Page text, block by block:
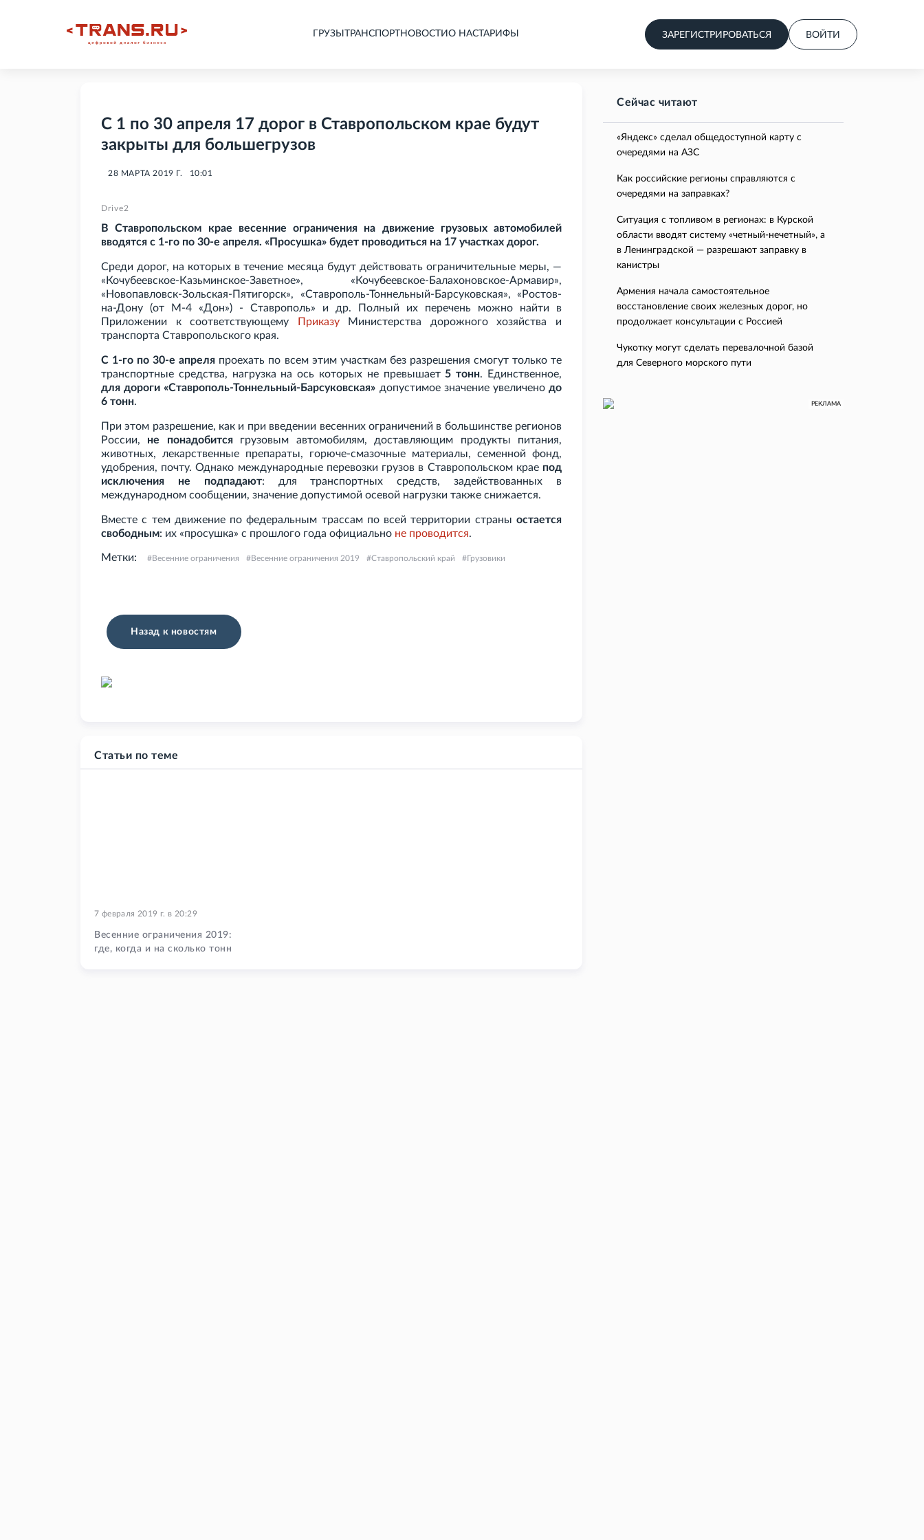
ГРУЗЫ ТРАНСПОРТНОВОСТИ О НАСТАРИФЫ ЗАРЕГИСТРИРОВАТЬСЯ ВОЙТИ
С 1 по 30 апреля 17 дорог в Ставропольском крае будут
закрыты для большегрузов
28 МАРТА 2019 Г. 10:01
Drive2
В Ставропольском крае весенние ограничения на движение грузовых автомобилей
вводятся с 1-го по 30-е апреля. «Просушка» будет проводиться на 17 участках дорог.
Среди дорог, на которых в течение месяца будут действовать ограничительные меры, —
«Кочубеевское-Казьминское-Заветное», «Кочубеевское-Балахоновское-Армавир»,
«Новопавловск-Зольская-Пятигорск», «Ставрополь-Тоннельный-Барсуковская», «Ростов-
на-Дону (от М-4 «Дон») - Ставрополь» и др. Полный их перечень можно найти в
Приложении к соответствующему
ПриказуМинистерства дорожного хозяйства и
транспорта Ставропольского края.
С 1-го по 30-е апреля проехать по всем этим участкам без разрешения смогут только те
транспортные средства, нагрузка на ось которых не превышает5 тонн. Единственное,
для дороги «Ставрополь-Тоннельный-Барсуковская» допустимое значение увеличенодо
6 тонн.
При этом разрешение, как и при введении весенних ограничений в большинстве регионов
России, не понадобитсягрузовым автомобилям, доставляющим продукты питания,
животных, лекарственные препараты, горюче-смазочные материалы, семенной фонд,
удобрения, почту. Однако международные перевозки грузов в Ставропольском крае под
исключения не подпадают: для транспортных средств, задействованных в
международном сообщении, значение допустимой осевой нагрузки также снижается.
Вместе с тем движение по федеральным трассам по всей территории страны остается
свободным: их «просушка» с прошлого года официально не проводится.
Метки: Весенние ограничения Весенние ограничения 2019 Ставропольский край Грузовики
Назад к новостям
Статьи по теме
7 февраля 2019 г. в 20:29
Весенние ограничения 2019:
где, когда и на сколько тонн
Сейчас читают
«Яндекс» сделал общедоступной карту с
очередями на АЗС
Как российские регионы справляются с
очередями на заправках?
Ситуация с топливом в регионах: в Курской
области вводят систему «четный-нечетный», а
в Ленинградской — разрешают заправку в
канистры
Армения начала самостоятельное
восстановление своих железных дорог, но
продолжает консультации с Россией
Чукотку могут сделать перевалочной базой
для Северного морского пути
РЕКЛАМА